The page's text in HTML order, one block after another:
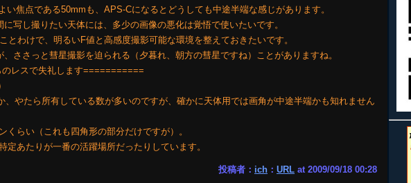
焦点である50mmも、APS-Cになるとどうしても中途半端な感じがあります。
写し撮りたい天体には、多少の画像の悪化は覚悟で使いたいです。
とわけで、明るいF値と高感度撮影可能な環境を整えておきたいです。
ささっと彗星撮影を迫られる（夕暮れ、朝方の彗星ですね）ことがありますね。
レスで失礼します===========
やたら所有している数が多いのですが、確かに天体用では画角が中途半端かも知れません
らい（これも四角形の部分だけですが）。
あたりが一番の活躍場所だったりしています。
投稿者： ich ： URL at 2009/09/18 00:28